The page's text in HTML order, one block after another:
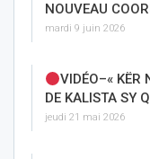
NOUVEAU
mardi 9 juin 2026
VIDÉO–« KËR
DE KALISTA SY
jeudi 21 mai 2026